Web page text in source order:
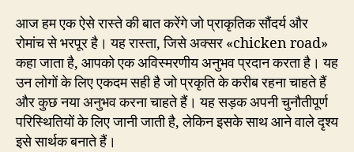
आज हम एक ऐसे रास्ते की बात करेंगे जो प्राकृतिक सौंदर्य और
रोमांच से भरपूर है। यह रास्ता, जिसे अक्सर «chicken road»
कहा जाता है, आपको एक अविस्मरणीय अनुभव प्रदान करता है। यह
उन लोगों के लिए एकदम सही है जो प्रकृति के करीब रहना चाहते हैं
और कुछ नया अनुभव करना चाहते हैं। यह सड़क अपनी चुनौतीपूर्ण
परिस्थितियों के लिए जानी जाती है, लेकिन इसके साथ आने वाले दृश्य
इसे सार्थक बनाते हैं।